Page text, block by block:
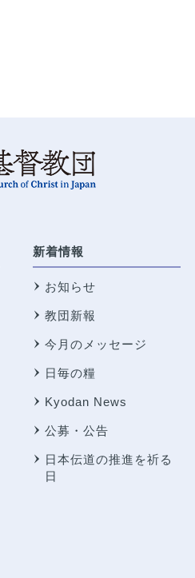
新着情報
お知らせ
教団新報
今月のメッセージ
日毎の糧
Kyodan News
公募・公告
日本伝道の推進を祈る
日